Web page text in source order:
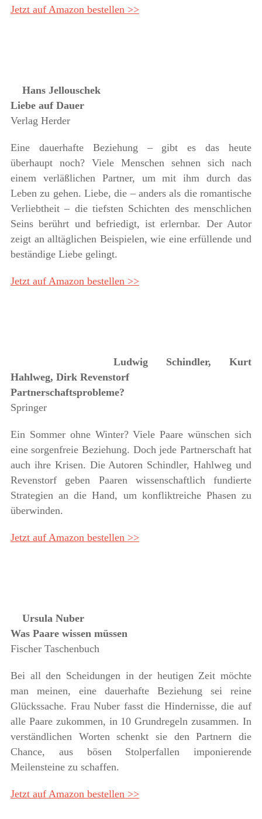
Jetzt auf Amazon bestellen >>
Hans Jellouschek
Liebe auf Dauer
Verlag Herder
Eine dauerhafte Beziehung – gibt es das heute
überhaupt noch? Viele Menschen sehnen sich nach
einem verläßlichen Partner, um mit ihm durch das
Leben zu gehen. Liebe, die – anders als die romantische
Verliebtheit – die tiefsten Schichten des menschlichen
Seins berührt und befriedigt, ist erlernbar. Der Autor
zeigt an alltäglichen Beispielen, wie eine erfüllende und
beständige Liebe gelingt.
Jetzt auf Amazon bestellen >>
Ludwig Schindler, Kurt
Hahlweg, Dirk Revenstorf
Partnerschaftsprobleme?
Springer
Ein Sommer ohne Winter? Viele Paare wünschen sich
eine sorgenfreie Beziehung. Doch jede Partnerschaft hat
auch ihre Krisen. Die Autoren Schindler, Hahlweg und
Revenstorf geben Paaren wissenschaftlich fundierte
Strategien an die Hand, um konfliktreiche Phasen zu
überwinden.
Jetzt auf Amazon bestellen >>
Ursula Nuber
Was Paare wissen müssen
Fischer Taschenbuch
Bei all den Scheidungen in der heutigen Zeit möchte
man meinen, eine dauerhafte Beziehung sei reine
Glückssache. Frau Nuber fasst die Hindernisse, die auf
alle Paare zukommen, in 10 Grundregeln zusammen. In
verständlichen Worten schenkt sie den Partnern die
Chance, aus bösen Stolperfallen imponierende
Meilensteine zu schaffen.
Jetzt auf Amazon bestellen >>